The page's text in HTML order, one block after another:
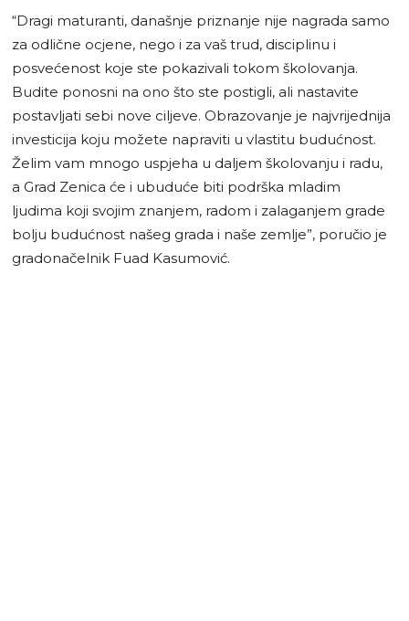
“Dragi maturanti, današnje priznanje nije nagrada samo
za odlične ocjene, nego i za vaš trud, disciplinu i
posvećenost koje ste pokazivali tokom školovanja.
Budite ponosni na ono što ste postigli, ali nastavite
postavljati sebi nove ciljeve. Obrazovanje je najvrijednija
investicija koju možete napraviti u vlastitu budućnost.
Želim vam mnogo uspjeha u daljem školovanju i radu,
a Grad Zenica će i ubuduće biti podrška mladim
ljudima koji svojim znanjem, radom i zalaganjem grade
bolju budućnost našeg grada i naše zemlje”, poručio je
gradonačelnik Fuad Kasumović.